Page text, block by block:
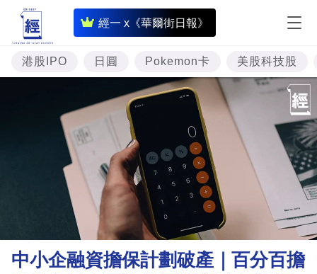
經一 x《華爾街日報》
即
時
財
經
專
題
資
樓
市
理
財
港股IPO 日圓 Pokemon卡 美股科技股
中小企融資擔保計劃破產｜百分百擔